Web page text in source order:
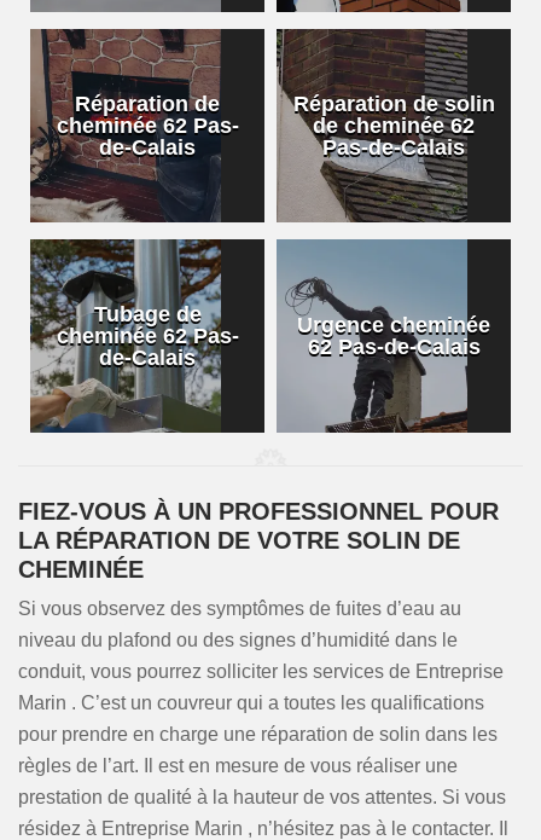
Réparation de
cheminée 62 Pas-
de-Calais
Réparation de solin
de cheminée 62
Pas-de-Calais
Tubage de
cheminée 62 Pas-
de-Calais
Urgence cheminée
62 Pas-de-Calais
FIEZ-VOUS À UN PROFESSIONNEL POUR
LA RÉPARATION DE VOTRE SOLIN DE
CHEMINÉE
Si vous observez des symptômes de fuites d’eau au
niveau du plafond ou des signes d’humidité dans le
conduit, vous pourrez solliciter les services de Entreprise
Marin . C’est un couvreur qui a toutes les qualifications
pour prendre en charge une réparation de solin dans les
règles de l’art. Il est en mesure de vous réaliser une
prestation de qualité à la hauteur de vos attentes. Si vous
résidez à Entreprise Marin , n’hésitez pas à le contacter. Il